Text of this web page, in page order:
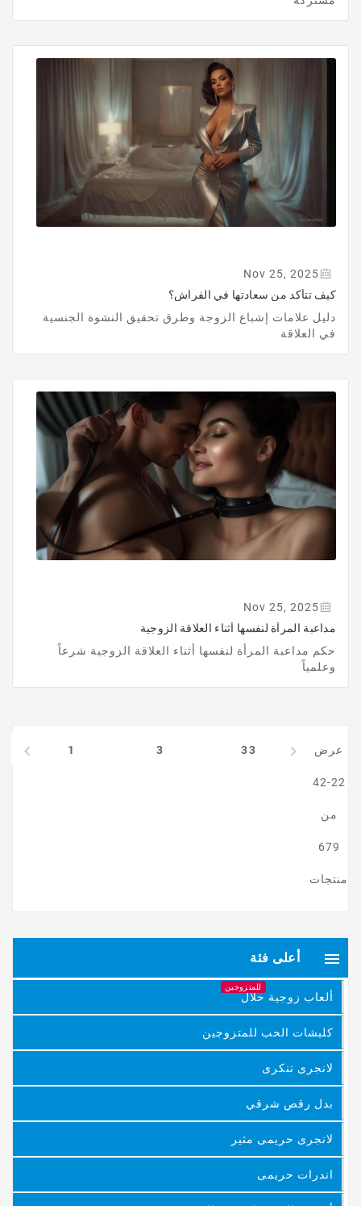
Nov 25, 2025
كيف تتأكد من سعادتها في الفراش؟
دليل علامات إشباع الزوجة وطرق تحقيق النشوة الجنسية
في العلاقة
Nov 25, 2025
مداعبة المرأة لنفسها أثناء العلاقة الزوجية
حكم مداعبة المرأة لنفسها أثناء العلاقة الزوجية شرعاً
وعلمياً
عرض
22-42
من
679
منتجات
 1 3 33 
أعلى فئة 
ألعاب زوجية حلال
للمتزوجين
كلبشات الحب للمتزوجين
لانجرى تنكرى
بدل رقص شرقي
لانجرى حريمى مثير
اندرات حريمى